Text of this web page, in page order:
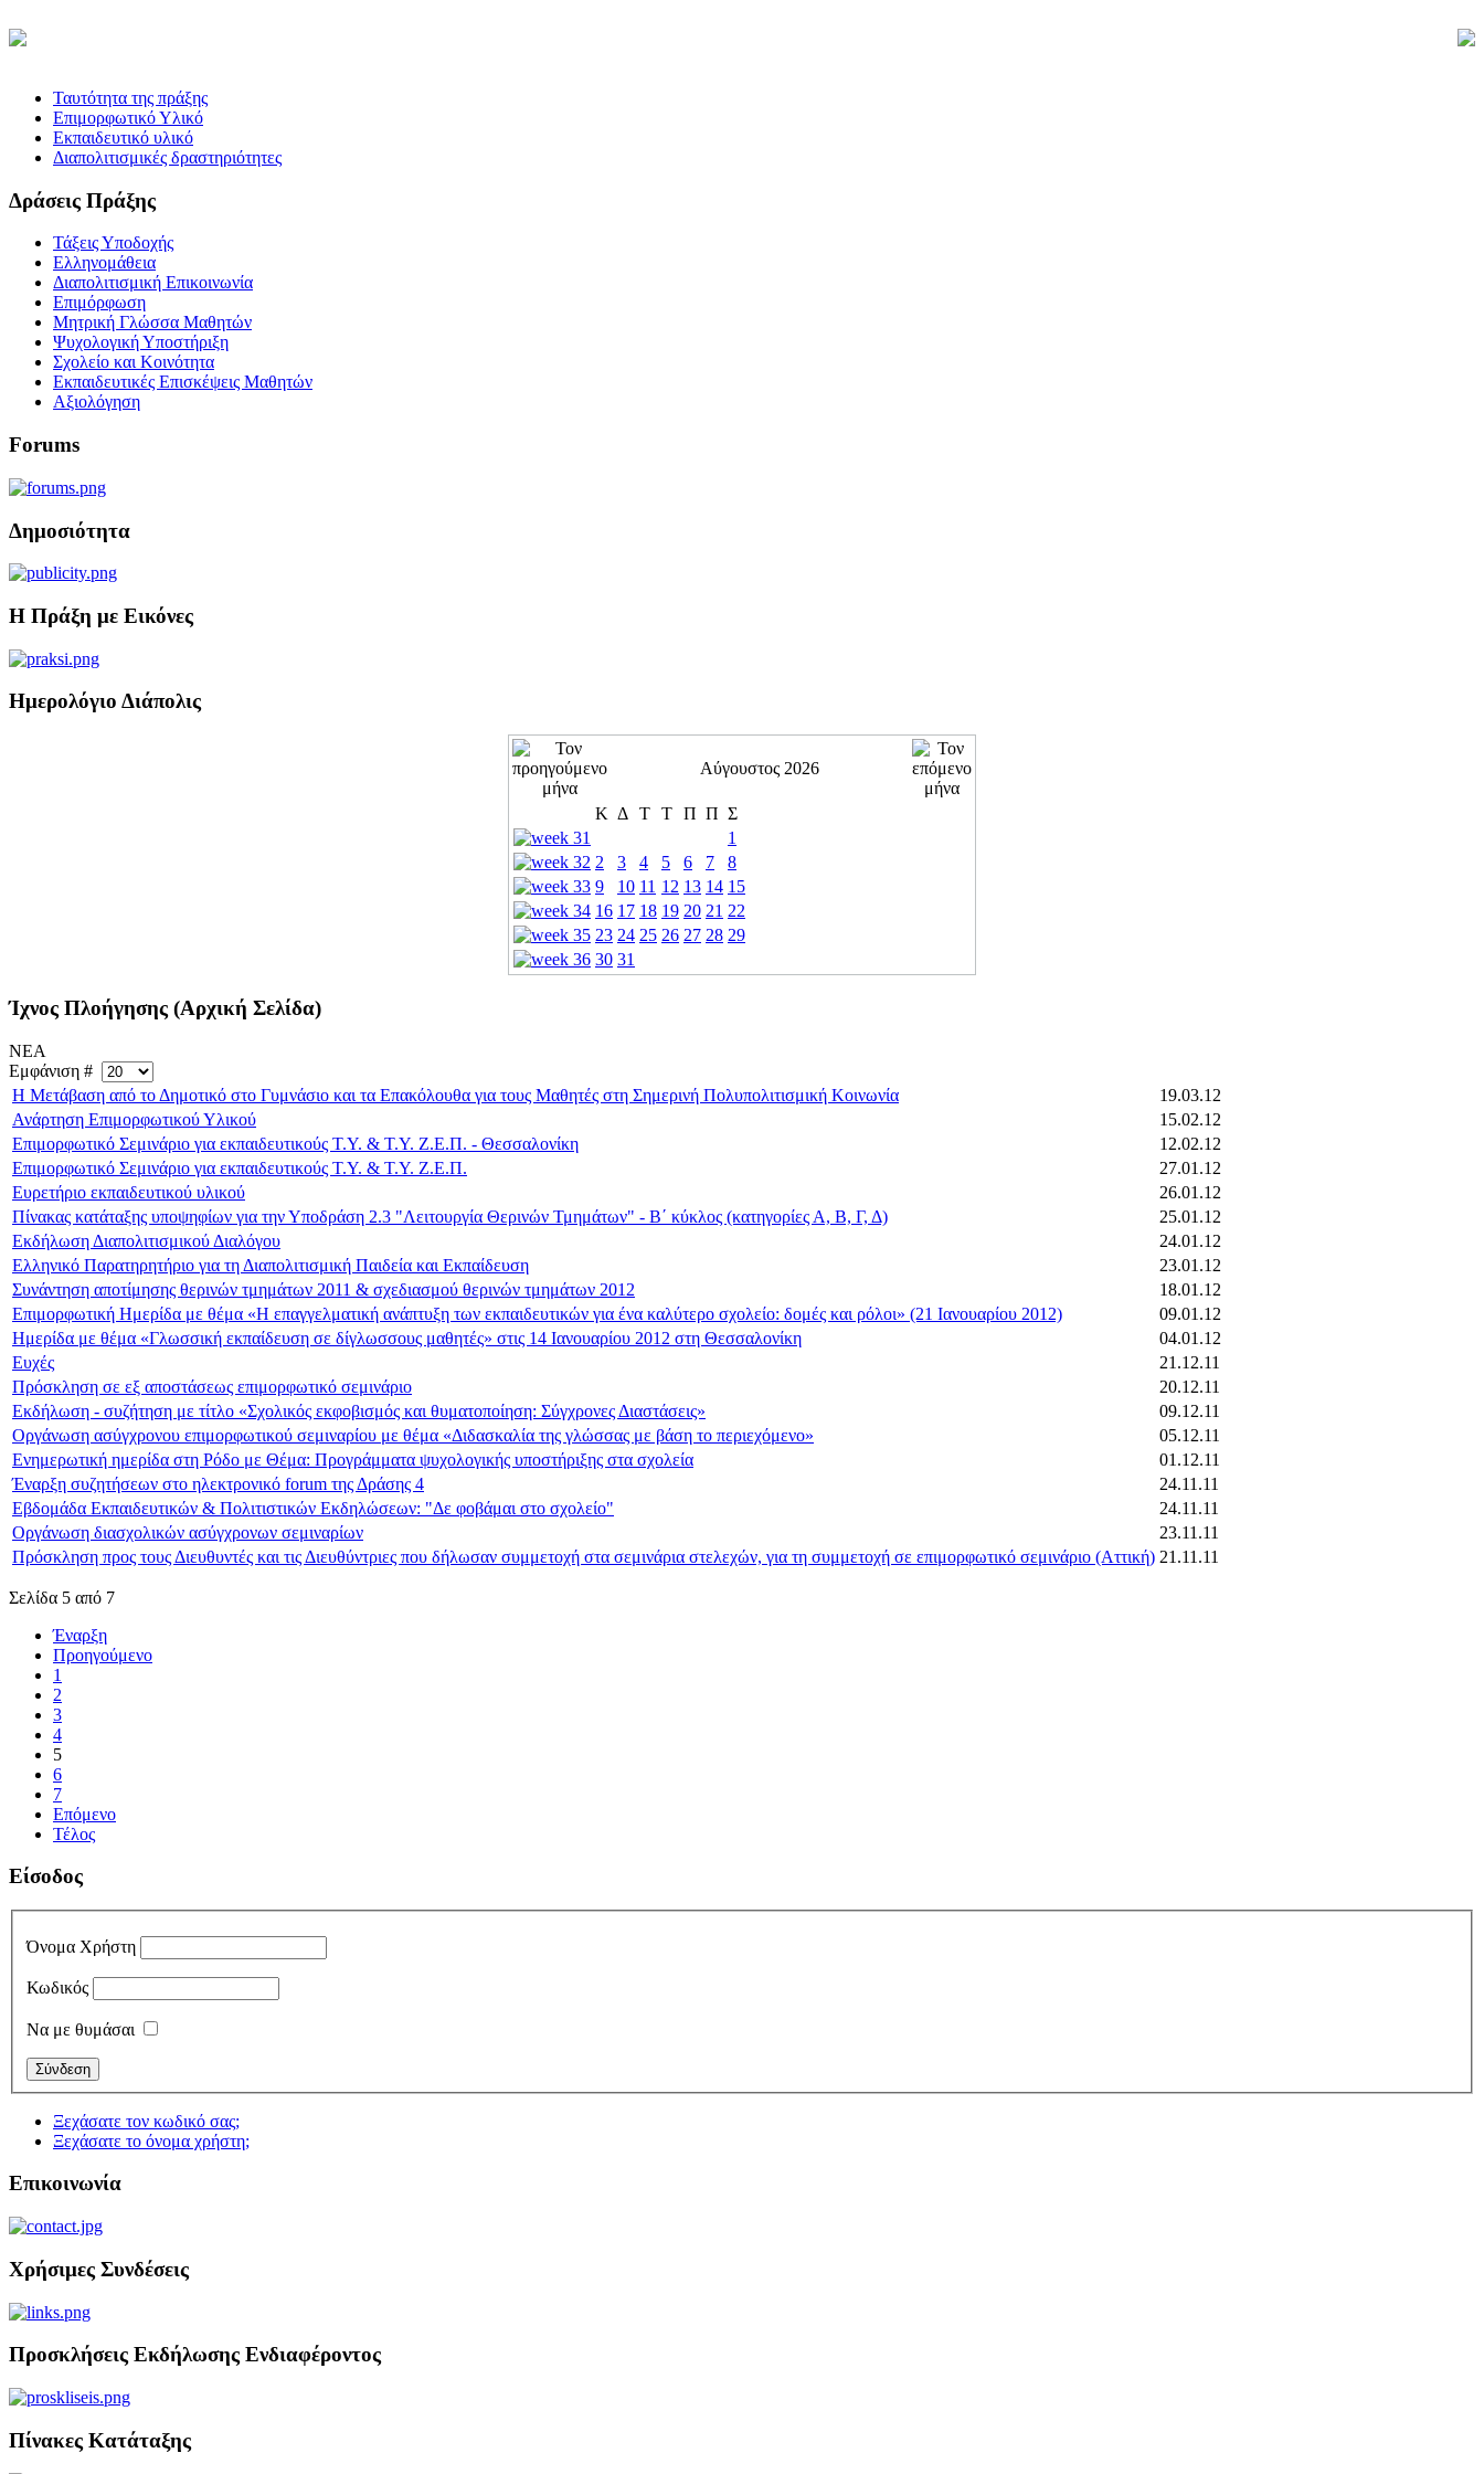
Ταυτότητα της πράξης
Επιμορφωτικό Υλικό
Εκπαιδευτικό υλικό
Διαπολιτισμικές δραστηριότητες
Δράσεις Πράξης
Τάξεις Υποδοχής
Ελληνομάθεια
Διαπολιτισμική Επικοινωνία
Επιμόρφωση
Μητρική Γλώσσα Μαθητών
Ψυχολογική Υποστήριξη
Σχολείο και Κοινότητα
Εκπαιδευτικές Επισκέψεις Μαθητών
Αξιολόγηση
Forums
Δημοσιότητα
Η Πράξη με Εικόνες
Ημερολόγιο Διάπολις
Αύγουστος 2026
Κ Δ Τ Τ Π Π Σ
1
2
3 4 5 6 7
8
9
10 11 12 13 14 15
16 17 18 19 20 21 22
23 24 25 26 27 28 29
30 31
Ίχνος Πλοήγησης (Αρχική Σελίδα)
ΝΕΑ
Εμφάνιση #
Η Μετάβαση από το Δημοτικό στο Γυμνάσιο και τα Επακόλουθα για τους Μαθητές στη Σημερινή Πολυπολιτισμική Κοινωνία
19.03.12
Ανάρτηση Επιμορφωτικού Υλικού
15.02.12
Επιμορφωτικό Σεμινάριο για εκπαιδευτικούς Τ.Υ. & Τ.Υ. Ζ.Ε.Π. - Θεσσαλονίκη
12.02.12
Επιμορφωτικό Σεμινάριο για εκπαιδευτικούς Τ.Υ. & Τ.Υ. Ζ.Ε.Π.
27.01.12
Ευρετήριο εκπαιδευτικού υλικού
26.01.12
Πίνακας κατάταξης υποψηφίων για την Υποδράση 2.3 "Λειτουργία Θερινών Τμημάτων" - Β΄ κύκλος (κατηγορίες Α, Β, Γ, Δ)
25.01.12
Εκδήλωση Διαπολιτισμικού Διαλόγου
24.01.12
Ελληνικό Παρατηρητήριο για τη Διαπολιτισμική Παιδεία και Εκπαίδευση
23.01.12
Συνάντηση αποτίμησης θερινών τμημάτων 2011 & σχεδιασμού θερινών τμημάτων 2012
18.01.12
Επιμορφωτική Ημερίδα με θέμα «Η επαγγελματική ανάπτυξη των εκπαιδευτικών για ένα καλύτερο σχολείο: δομές και ρόλοι» (21 Ιανουαρίου 2012)
09.01.12
Ημερίδα με θέμα «Γλωσσική εκπαίδευση σε δίγλωσσους μαθητές» στις 14 Ιανουαρίου 2012 στη Θεσσαλονίκη
04.01.12
Ευχές
21.12.11
Πρόσκληση σε εξ αποστάσεως επιμορφωτικό σεμινάριο
20.12.11
Εκδήλωση - συζήτηση με τίτλο «Σχολικός εκφοβισμός και θυματοποίηση: Σύγχρονες Διαστάσεις»
09.12.11
Οργάνωση ασύγχρονου επιμορφωτικού σεμιναρίου με θέμα «Διδασκαλία της γλώσσας με βάση το περιεχόμενο»
05.12.11
Ενημερωτική ημερίδα στη Ρόδο με Θέμα: Προγράμματα ψυχολογικής υποστήριξης στα σχολεία
01.12.11
Έναρξη συζητήσεων στο ηλεκτρονικό forum της Δράσης 4
24.11.11
Εβδομάδα Εκπαιδευτικών & Πολιτιστικών Εκδηλώσεων: "Δε φοβάμαι στο σχολείο"
24.11.11
Οργάνωση διασχολικών ασύγχρονων σεμιναρίων
23.11.11
Πρόσκληση προς τους Διευθυντές και τις Διευθύντριες που δήλωσαν συμμετοχή στα σεμινάρια στελεχών, για τη συμμετοχή σε επιμορφωτικό σεμινάριο (Αττική) 21.11.11
Σελίδα 5 από 7
Έναρξη
Προηγούμενο
1
2
3
4
5
6
7
Επόμενο
Τέλος
Είσοδος
Όνομα Χρήστη
Κωδικός
Να με θυμάσαι
Ξεχάσατε τον κωδικό σας;
Ξεχάσατε το όνομα χρήστη;
Επικοινωνία
Χρήσιμες Συνδέσεις
Προσκλήσεις Εκδήλωσης Ενδιαφέροντος
Πίνακες Κατάταξης